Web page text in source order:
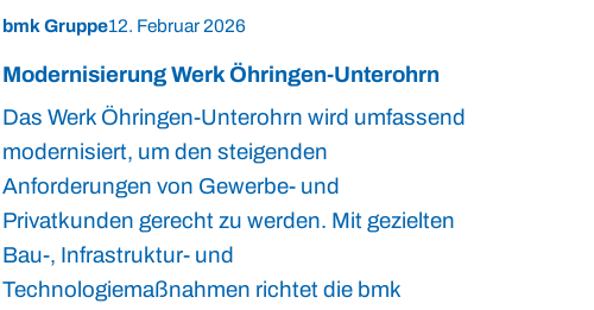
bmk Gruppe12. Februar 2026
Modernisierung Werk Öhringen-Unterohrn
Das Werk Öhringen-Unterohrn wird umfassend
modernisiert, um den steigenden
Anforderungen von Gewerbe- und
Privatkunden gerecht zu werden. Mit gezielten
Bau-, Infrastruktur- und
Technologiemaßnahmen richtet die bmk